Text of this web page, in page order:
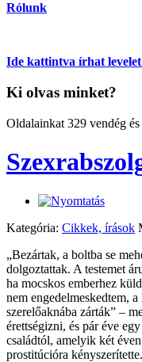
Rólunk
Ide kattintva írhat
Ki olvas minket?
Oldalainkat 329 vendég
Kategória: Cikkek, írások
„Bezártak, a boltba se
dolgoztattak. A testemet
ha mocskos emberhez
nem engedelmeskedtem,
szerelőaknába zárták” –
érettségizni, és pár éve
családtól, amelyik két
prostitúcióra kényszerítette.